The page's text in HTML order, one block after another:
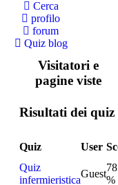
Cerca
profilo
forum
Quiz blog
Visitatori e
pagine viste
Risultati dei quiz
Quiz User
Quiz
infermieristica
Guest
%